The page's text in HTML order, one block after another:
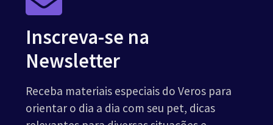
Inscreva-se na
Newsletter
Receba materiais especiais do Veros para
orientar o dia a dia com seu pet, dicas